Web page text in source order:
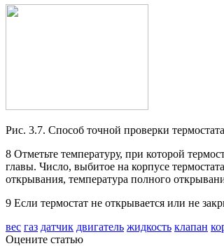
Рис. 3.7. Способ точной проверки
8 Отметьте температуру, при которой
главы. Число, выбитое на корпусе
открывания, температура полного
9 Если термостат не открывается или не
вес газ датчик двигатель жидкость клапан
Оцените статью